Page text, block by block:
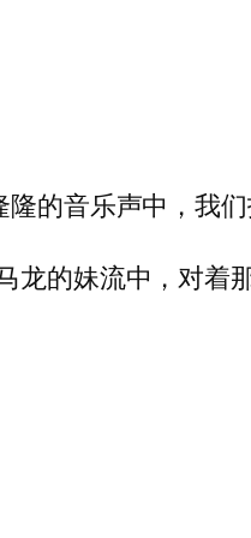
的音乐声中，我
的妹流中，对着